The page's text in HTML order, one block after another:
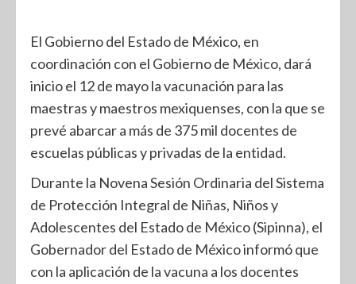
El Gobierno del Estado de México, en
coordinación con el Gobierno de México, dará
inicio el 12 de mayo la vacunación para las
maestras y maestros mexiquenses, con la que se
prevé abarcar a más de 375 mil docentes de
escuelas públicas y privadas de la entidad.
Durante la Novena Sesión Ordinaria del Sistema
de Protección Integral de Niñas, Niños y
Adolescentes del Estado de México (Sipinna), el
Gobernador del Estado de México informó que
con la aplicación de la vacuna a los docentes